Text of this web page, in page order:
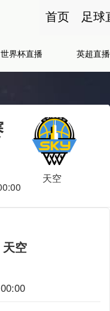
首页 足球
世界杯直播 英超直播
天空
空